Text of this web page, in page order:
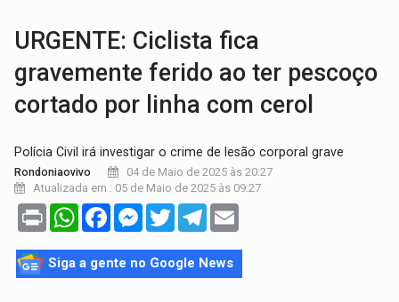
URGENTE: Ciclista fica
gravemente ferido ao ter pescoço
cortado por linha com cerol
Polícia Civil irá investigar o crime de lesão corporal grave
Rondoniaovivo
04 de Maio de 2025 às 20:27
Atualizada em : 05 de Maio de 2025 às 09:27
Print WhatsAppFacebookMessenger
TwitterTelegram
Siga a gente no Google News